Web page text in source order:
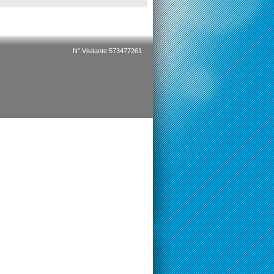
N° Visitante:573477261